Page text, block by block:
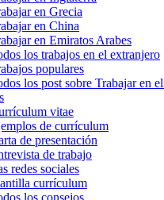
en Grecia
en China
en Emiratos Arabes
los trabajos en el extranjero
populares
los post sobre Trabajar en
vitae
de currículum
de presentación
de trabajo
redes sociales
currículum
los consejos